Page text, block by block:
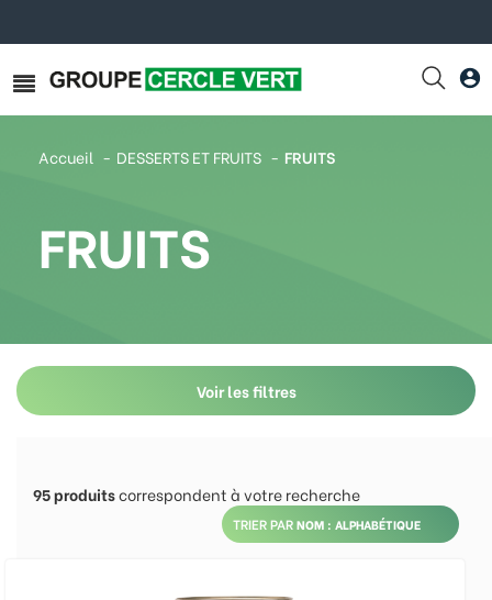
Accueil DESSERTS ET FRUITS FRUITS
FRUITS
Voir les filtres
95produitscorrespondent à votre recherche
TRIER PAR